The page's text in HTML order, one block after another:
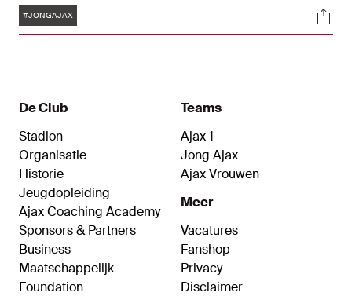
2-0. Rayane Bounida bekroonde zijn debuut in
het betaald voetbal met een treffer in
Tags
#JONGAJAX
De Club
Stadion
Organisatie
Historie
Jeugdopleiding
Ajax Coaching Academy
Sponsors & Partners
Business
Maatschappelijk
Foundation
Teams
Ajax 1
Jong Ajax
Ajax Vrouwen
Meer
Vacatures
Fanshop
Privacy
Disclaimer